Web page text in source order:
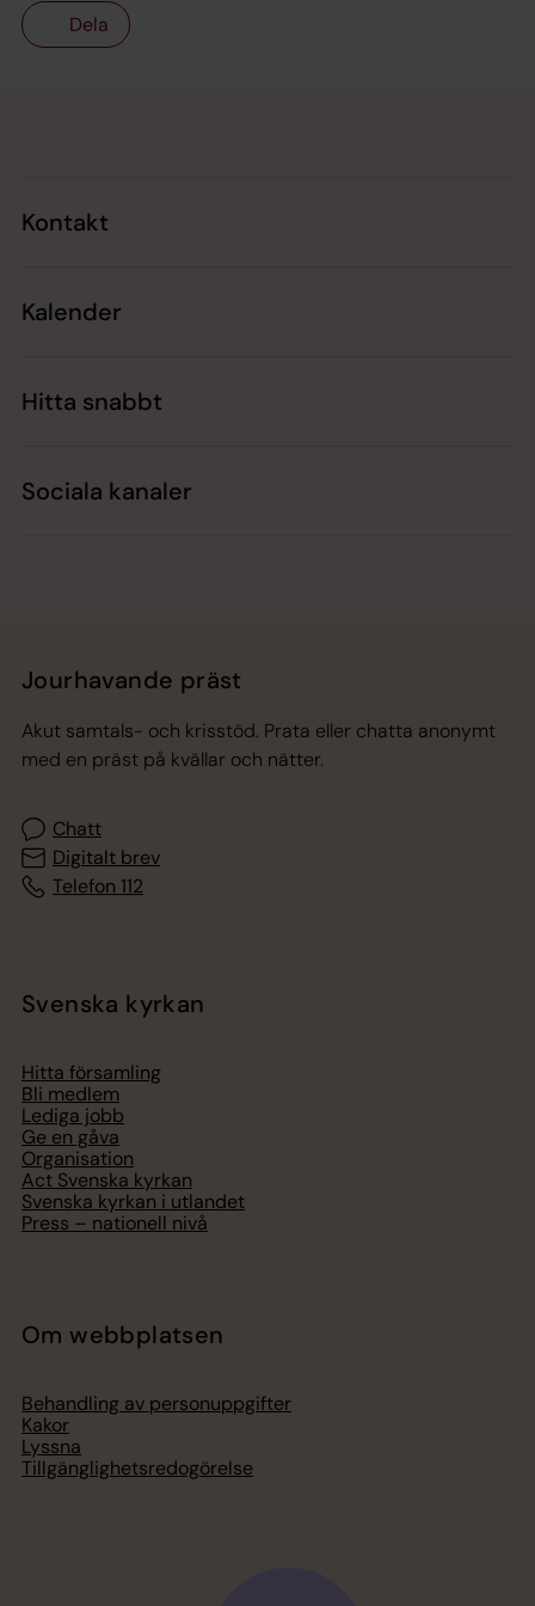
Dela
Kontakt
Kalender
Hitta snabbt
Sociala kanaler
Jourhavande präst
Akut samtals- och krisstöd. Prata eller chatta anonymt
med en präst på kvällar och nätter.
Chatt
Digitalt brev
Telefon 112
Svenska kyrkan
Hitta församling
Bli medlem
Lediga jobb
Ge en gåva
Organisation
Act Svenska kyrkan
Svenska kyrkan i utlandet
Press – nationell nivå
Om webbplatsen
Behandling av personuppgifter
Kakor
Lyssna
Tillgänglighetsredogörelse